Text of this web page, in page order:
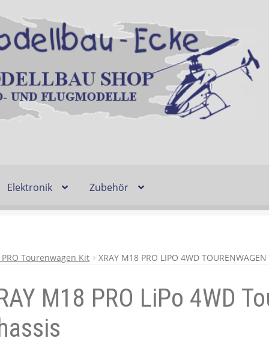
Elektronik Zubehör
Lieferzeit & Verfügbarkeit Gutschein
und Elektronikgeräte Verordnung
& Foren Kontakt
PRO Tourenwagen Kit XRAY M18 PRO LIPO 4WD TOURENWAGEN
M18 PRO LiPo 4WD